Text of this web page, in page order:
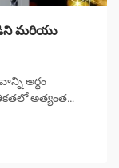
మరియు
అర్థం
అత్యంత